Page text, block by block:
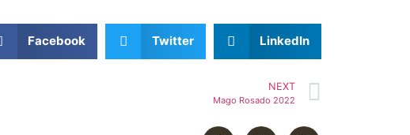
Facebook Twitter LinkedIn
NEXT
Mago Rosado 2022